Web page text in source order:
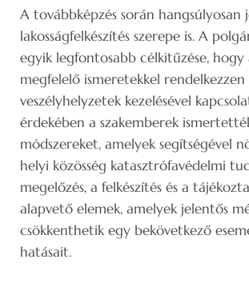
A továbbképzés során hangsúlyosan
lakosságfelkészítés szerepe is. A
egyik legfontosabb célkitűzése, hogy
megfelelő ismeretekkel rendelkezzen
veszélyhelyzetek kezelésével
érdekében a szakemberek
módszereket, amelyek segítségével
helyi közösség katasztrófavédelmi
megelőzés, a felkészítés és a
alapvető elemek, amelyek jelentős
csökkenthetik egy bekövetkező
hatásait.